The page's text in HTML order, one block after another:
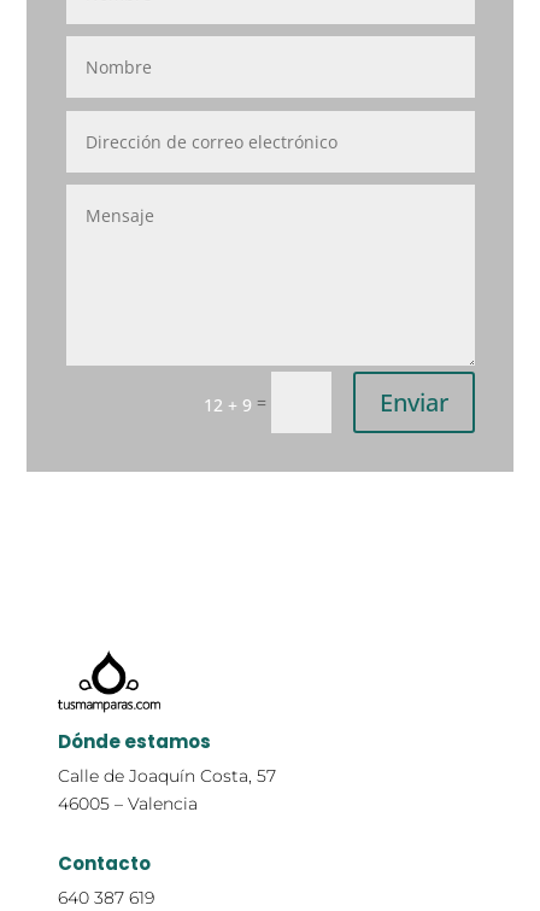
12 + 9 = Enviar
Dónde estamos
Calle de Joaquín Costa, 57
46005 – Valencia
Contacto
640 387 619